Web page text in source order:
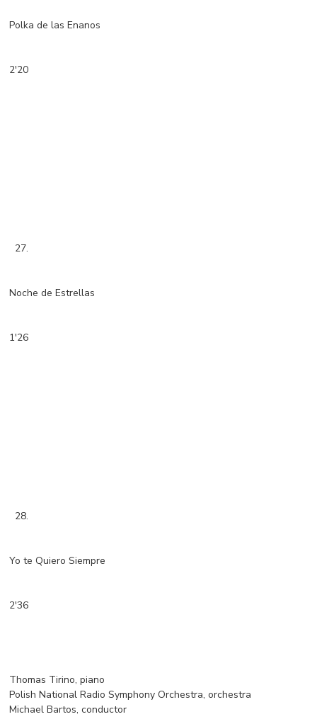
Polka de las Enanos
2'20
27.
Noche de Estrellas
1'26
28.
Yo te Quiero Siempre
2'36
Thomas Tirino, piano
Polish National Radio Symphony Orchestra, orchestra
Michael Bartos, conductor